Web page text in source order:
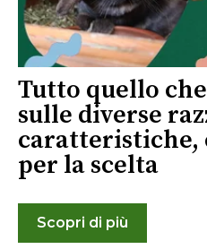
Tutto quello
sulle diverse
caratteristiche,
per la scelta
Scopri di più